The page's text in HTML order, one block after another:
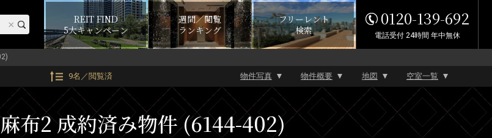
REIT FIND
5大キャンペーン
週間／閲覧
ランキング
フリーレント
検索
0120-139-692
電話受付 24時間 年中無休
9名／閲覧済 物件写真 物件概要 地図 空室一覧
布2 成約済み物件 (6144-402)